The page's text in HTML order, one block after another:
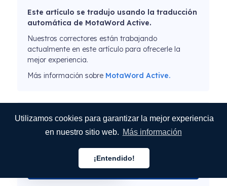
Utilizamos cookies para garantizar la mejor experiencia
en nuestro sitio web. Más información
¡Entendido!
Este artículo se tradujo usando la traducción
automática de MotaWord Active.
Nuestros correctores están trabajando
actualmente en este artículo para ofrecerle la
mejor experiencia.
Más información sobre MotaWord Active.
Suscríbase a nuestro boletín de noticias
ENVIAR
Español